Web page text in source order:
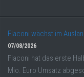
Flaconi wächst im
07/08/2026
Flaconi hat das erste
Mio. Euro Umsatz